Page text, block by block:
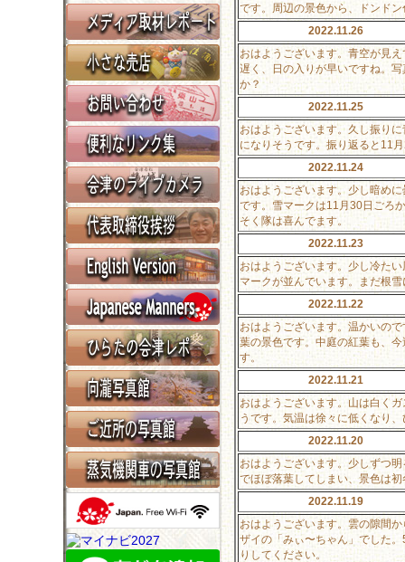
です。周辺の景色から、ドンド
2022.11.26
おはようございます。青空が見
遅く、日の入りが早いですね。
か？
2022.11.25
おはようございます。久し振り
になりそうです。振り返ると11
2022.11.24
おはようございます。少し暗め
です。雪マークは11月30日ごろ
そく隊は喜んでます。
2022.11.23
おはようございます。少し冷た
マークが並んでいます。まだ根
2022.11.22
おはようございます。温かいの
葉の景色です。中庭の紅葉も、
す。
2022.11.21
おはようございます。山は白く
うです。気温は徐々に低くなり
2022.11.20
おはようございます。少しずつ
でほぼ落葉してしまい、景色は
2022.11.19
おはようございます。雲の隙間
ザイの「みぃ〜ちゃん」でした
りしてください。